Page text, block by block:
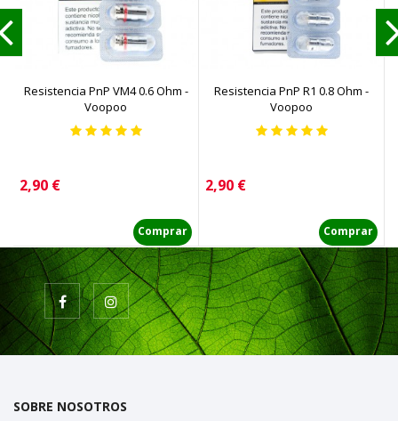
Resistencia PnP VM4 0.6 Ohm -
Voopoo
Precio
2,90 €
Comprar
Resistencia PnP R1 0.8 Ohm -
Voopoo
Precio
2,90 €
Comprar
SOBRE NOSOTROS